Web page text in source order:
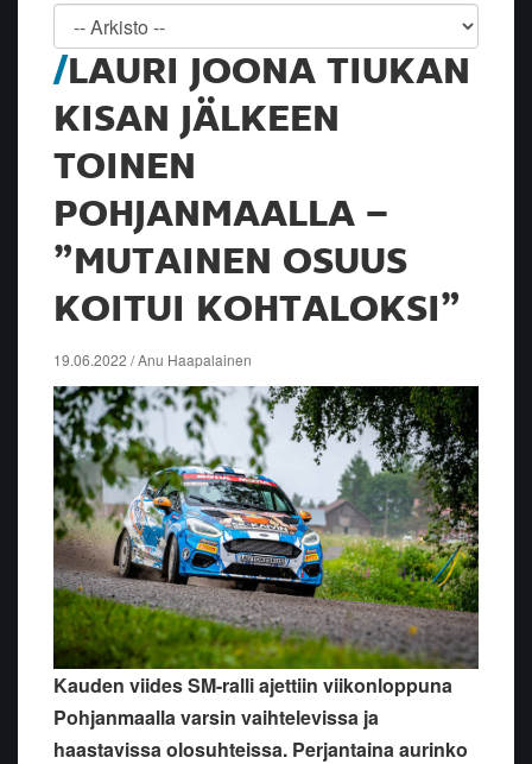
LAURI JOONA TIUKAN
KISAN JÄLKEEN
TOINEN
POHJANMAALLA –
”MUTAINEN OSUUS
KOITUI KOHTALOKSI”
19.06.2022 / Anu Haapalainen
Kauden viides SM-ralli ajettiin viikonloppuna
Pohjanmaalla varsin vaihtelevissa ja
haastavissa olosuhteissa. Perjantaina aurinko